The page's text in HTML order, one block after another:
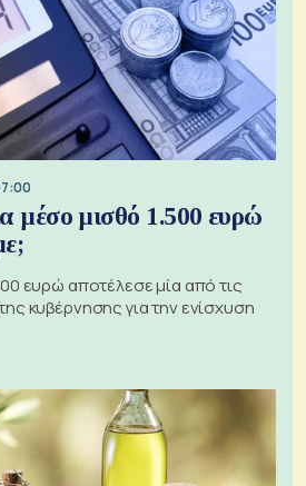
μέσο μισθό 1.500 ευρώ
ευρώ αποτέλεσε μία από τις
κυβέρνησης για την ενίσχυση